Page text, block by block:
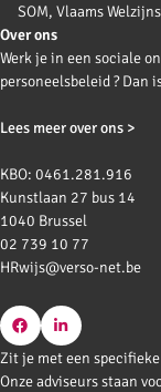
SOM, Vlaams
Over ons
Werk je in een sociale
personeelsbeleid ? Dan
Lees meer over ons >
KBO: 0461.281.916
Kunstlaan 27 bus 14
1040 Brussel
02 739 10 77
HRwijs@verso-net.be
Go
to
Go
to
Zit je met een
Onze adviseurs staan